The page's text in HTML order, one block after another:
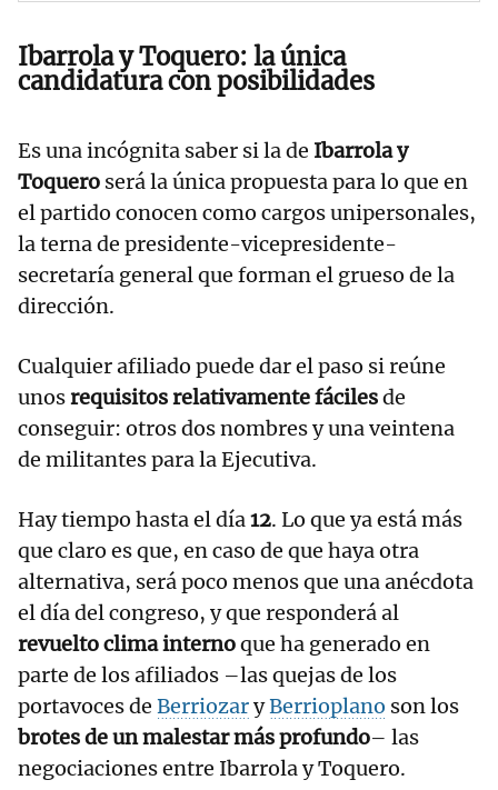
Ibarrola y Toquero: la única
candidatura con posibilidades
Es una incógnita saber si la de Ibarrola y
Toquero será la única propuesta para lo que en
el partido conocen como cargos unipersonales,
la terna de presidente-vicepresidente-
secretaría general que forman el grueso de la
dirección.
Cualquier afiliado puede dar el paso si reúne
unosrequisitos relativamente fácilesde
conseguir: otros dos nombres y una veintena
de militantes para la Ejecutiva.
Hay tiempo hasta el día12. Lo que ya está más
que claro es que, en caso de que haya otra
alternativa, será poco menos que una anécdota
el día del congreso, y que responderá al
revuelto clima internoque ha generado en
parte de los afiliados –las quejas de los
portavoces de BerriozaryBerrioplano son los
brotes de un malestar más profundo– las
negociaciones entre Ibarrola y Toquero.